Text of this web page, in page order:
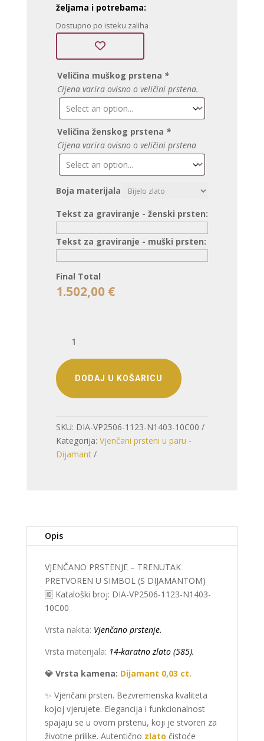
željama i potrebama:
Dostupno po isteku zaliha
Veličina muškog prstena *
Cijena varira ovisno o veličini prstena.
Veličina ženskog prstena *
Cijena varira ovisno o veličini prstena
Boja materijala
Tekst za graviranje - ženski prsten:
Tekst za graviranje - muški prsten:
Final Total
1.502,00 €
PRSTENJE
TRENUTAK
PRETVOREN
(S
DIJAMANTOM)
količina
DODAJ U KOŠARICU
SKU: DIA-VP2506-1123-N1403-10C00
Kategorija: Vjenčani prsteni u paru -
Dijamant
Opis
VJENČANO PRSTENJE – TRENUTAK
PRETVOREN U SIMBOL (S DIJAMANTOM)
🆔 Kataloški broj: DIA-VP2506-1123-N1403-
10C00
Vrsta nakita: Vjenčano prstenje.
Vrsta materijala: 14-karatno zlato (585).
💎 Vrsta kamena: Dijamant 0,03 ct.
✨ Vjenčani prsten. Bezvremenska kvaliteta
kojoj vjerujete. Elegancija i funkcionalnost
spajaju se u ovom prstenu, koji je stvoren za
životne prilike. Autentično zlato čistoće